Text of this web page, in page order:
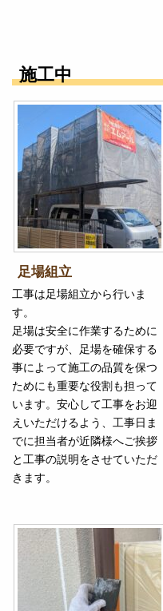
施工中
足場組立
工事は足場組立から行いま
す。
足場は安全に作業するために
必要ですが、足場を確保する
事によって施工の品質を保つ
ためにも重要な役割も担って
います。安心して工事をお迎
えいただけるよう、工事日ま
でに担当者が近隣様へご挨拶
と工事の説明をさせていただ
きます。